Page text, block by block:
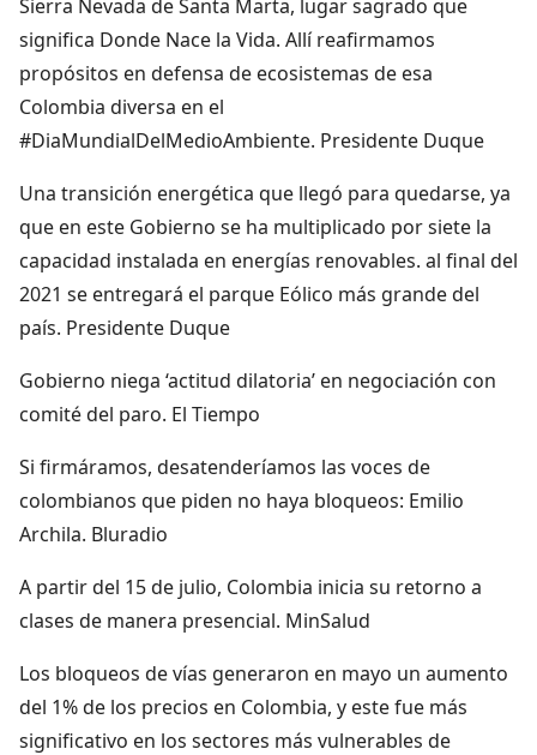
Sierra Nevada de Santa Marta, lugar sagrado que
significa Donde Nace la Vida. Allí reafirmamos
propósitos en defensa de ecosistemas de esa
Colombia diversa en el
#DiaMundialDelMedioAmbiente. Presidente Duque
Una transición energética que llegó para quedarse, ya
que en este Gobierno se ha multiplicado por siete la
capacidad instalada en energías renovables. al final del
2021 se entregará el parque Eólico más grande del
país. Presidente Duque
Gobierno niega ‘actitud dilatoria’ en negociación con
comité del paro. El Tiempo
Si firmáramos, desatenderíamos las voces de
colombianos que piden no haya bloqueos: Emilio
Archila. Bluradio
A partir del 15 de julio, Colombia inicia su retorno a
clases de manera presencial. MinSalud
Los bloqueos de vías generaron en mayo un aumento
del 1% de los precios en Colombia, y este fue más
significativo en los sectores más vulnerables de